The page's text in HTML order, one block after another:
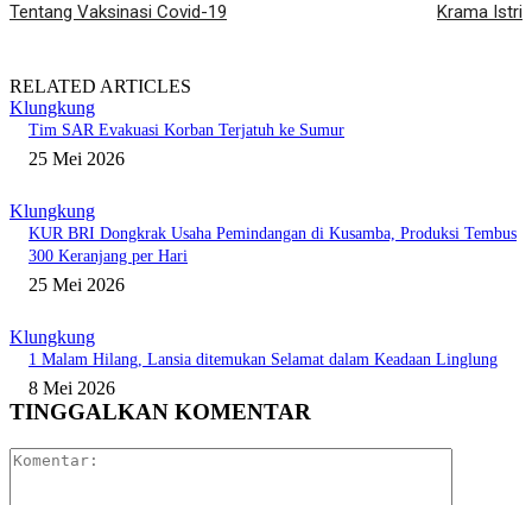
Tentang Vaksinasi Covid-19
Krama Istri
RELATED ARTICLES
Klungkung
Tim SAR Evakuasi Korban Terjatuh ke Sumur
25 Mei 2026
Klungkung
KUR BRI Dongkrak Usaha Pemindangan di Kusamba, Produksi Tembus
300 Keranjang per Hari
25 Mei 2026
Klungkung
1 Malam Hilang, Lansia ditemukan Selamat dalam Keadaan Linglung
8 Mei 2026
TINGGALKAN KOMENTAR